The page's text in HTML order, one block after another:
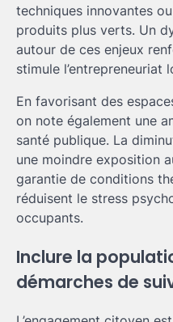
techniques innovantes
produits plus verts. Un
autour de ces enjeux
stimule l’entrepreneuriat
En favorisant des
on note également une
santé publique. La
une moindre exposition
garantie de conditions
réduisent le stress
occupants.
Inclure la
démarches de